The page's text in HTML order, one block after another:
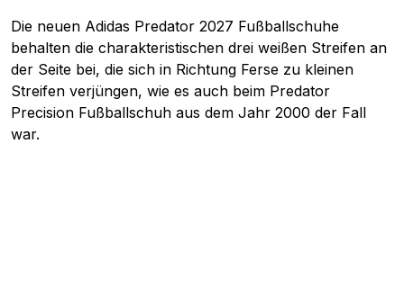
Die neuen Adidas Predator 2027 Fußballschuhe
behalten die charakteristischen drei weißen Streifen an
der Seite bei, die sich in Richtung Ferse zu kleinen
Streifen verjüngen, wie es auch beim Predator
Precision Fußballschuh aus dem Jahr 2000 der Fall
war.